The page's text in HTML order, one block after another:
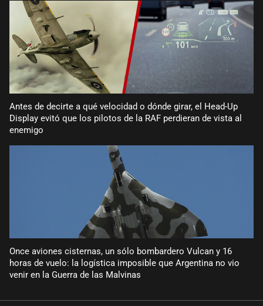
Antes de decirte a qué velocidad o dónde girar, el Head-Up
Display evitó que los pilotos de la RAF perdieran de vista al
enemigo
Once aviones cisternas, un sólo bombardero Vulcan y 16
horas de vuelo: la logística imposible que Argentina no vio
venir en la Guerra de las Malvinas